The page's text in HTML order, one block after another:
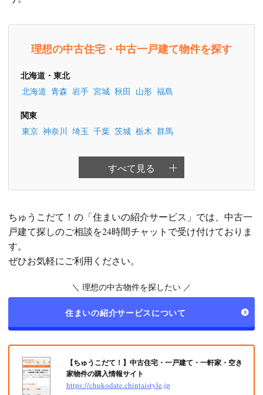
理想の中古住宅・中古一戸建て物件を探す
北海道・東北
北海道 青森 岩手 宮城 秋田 山形 福島
関東
東京 神奈川 埼玉 千葉 茨城 栃木 群馬
すべて見る
ちゅうこだて！の「住まいの紹介サービス」では、中古一
戸建て探しのご相談を24時間チャットで受け付けておりま
す。
ぜひお気軽にご利用ください。
＼ 理想の中古物件を探したい ／
住まいの紹介サービスについて
【ちゅうこだて！】中古住宅・一戸建て・一軒家・空き
家物件の購入情報サイト
https://chukodate.chintaistyle.jp